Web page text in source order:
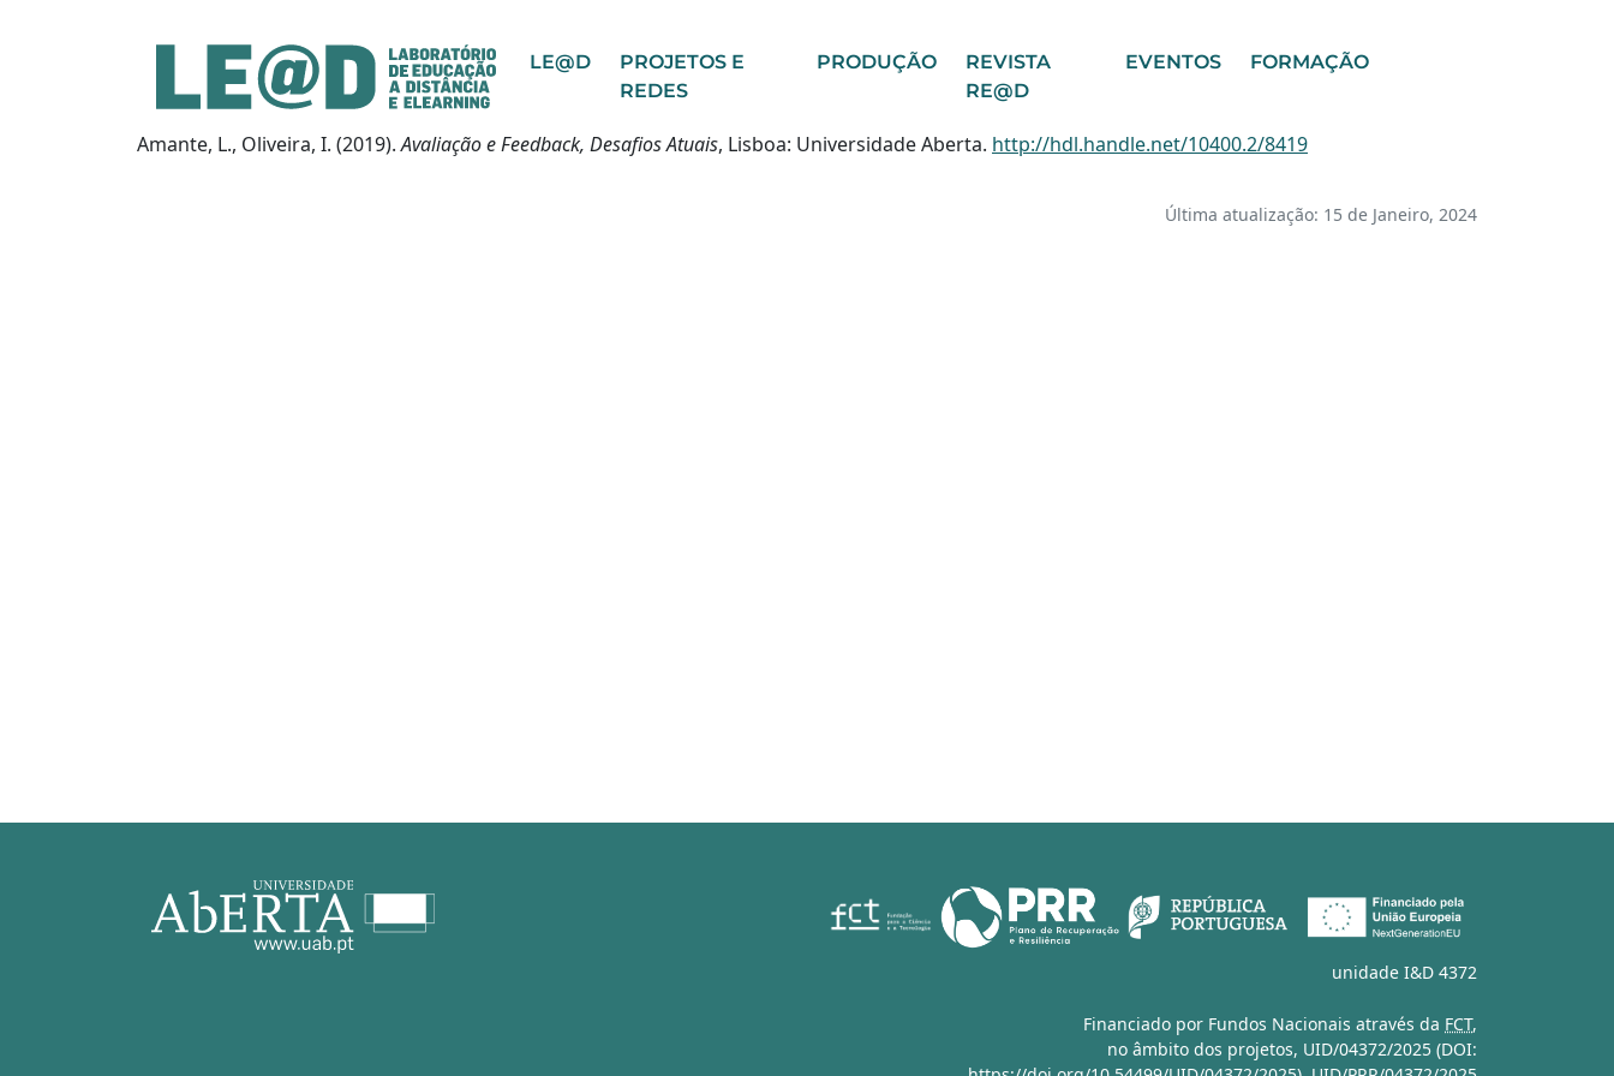
Ir para o conteúdo principal
Informações de acessibilidade LE@D
PROJETOS E
REDES
PRODUÇÃO
REVISTA
RE@D
EVENTOS FORMAÇÃO
Amante, L., Oliveira, I. (2019).Avaliação e Feedback, Desafios Atuais, Lisboa: Universidade Aberta. http://hdl.handle.net/10400.2/8419
Última atualização: 15 de Janeiro, 2024
unidade I&D 4372
Financiado por Fundos Nacionais através da FCT,
no âmbito dos projetos, UID/04372/2025 (DOI: